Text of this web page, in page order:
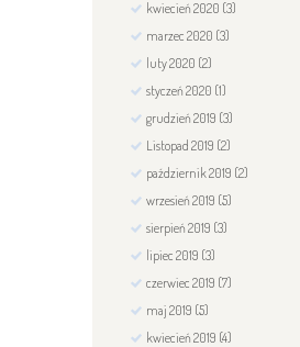
kwiecień2020 (3)
marzec2020 (3)
luty2020 (2)
styczeń2020 (1)
grudzień2019 (3)
Listopad2019 (2)
październik2019 (2)
wrzesień2019 (5)
sierpień2019 (3)
lipiec2019 (3)
czerwiec2019 (7)
maj2019 (5)
kwiecień2019 (4)